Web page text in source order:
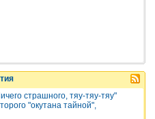
страшного, тяу-тяу-тяу"
"окутана тайной",